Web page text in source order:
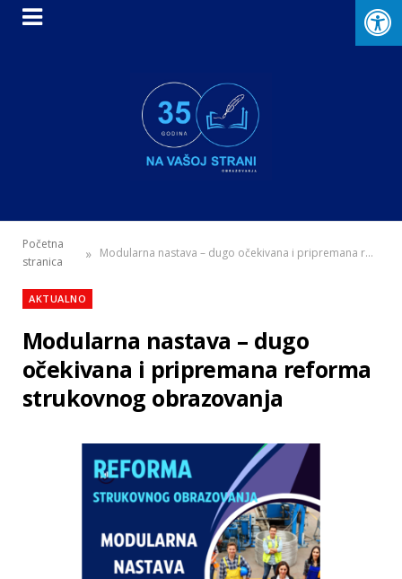
Početna
stranica
» Modularna nastava – dugo očekivana i pripremana reforma strukovnog obrazovanja
AKTUALNO
Modularna nastava – dugo
očekivana i pripremana reforma
strukovnog obrazovanja